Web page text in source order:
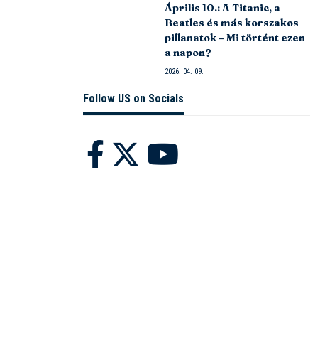
Április 10.: A Titanic, a
Beatles és más korszakos
pillanatok – Mi történt ezen
a napon?
2026. 04. 09.
Follow US on Socials